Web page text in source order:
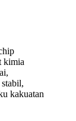
kimia
kakuatan